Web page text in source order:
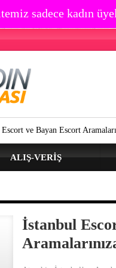
sadece kadın
Escort Aramalarınıza Artık
ALIŞ-VERIŞ
İstanbul